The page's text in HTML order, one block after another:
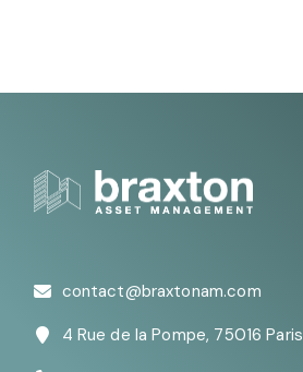
contact@braxtonam.com
4 Rue de la Pompe, 75016 Paris